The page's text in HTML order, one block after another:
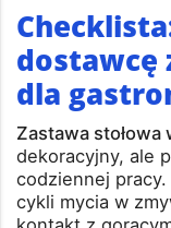
dostawcę
dla